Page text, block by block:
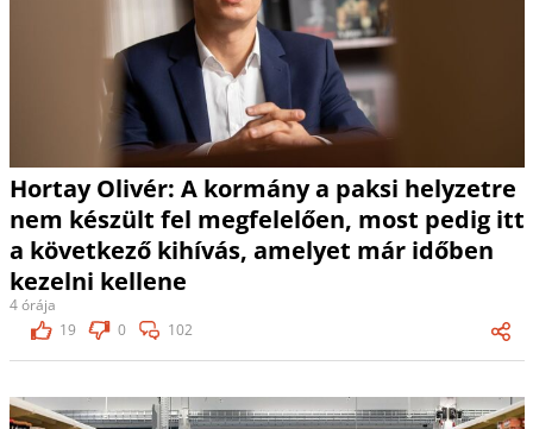
Hortay Olivér: A kormány a paksi helyzetre
nem készült fel megfelelően, most pedig itt
a következő kihívás, amelyet már időben
kezelni kellene
4 órája
19
0 102